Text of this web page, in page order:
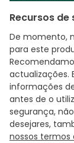
Recursos
De momento,
para este
actualizações.
informações
antes de o
segurança,
desejares,
nossos termos